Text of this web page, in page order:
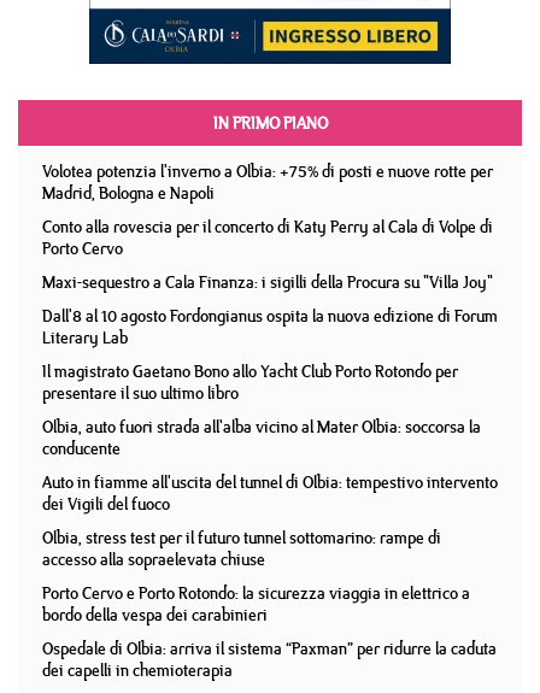
IN PRIMO PIANO
Volotea potenzia l'inverno a Olbia: +75% di posti e nuove rotte per
Madrid, Bologna e Napoli
Conto alla rovescia per il concerto di Katy Perry al Cala di Volpe di
Porto Cervo
Maxi-sequestro a Cala Finanza: i sigilli della Procura su "Villa Joy"
Dall'8 al 10 agosto Fordongianus ospita la nuova edizione di Forum
Literary Lab
Il magistrato Gaetano Bono allo Yacht Club Porto Rotondo per
presentare il suo ultimo libro
Olbia, auto fuori strada all'alba vicino al Mater Olbia: soccorsa la
conducente
Auto in fiamme all'uscita del tunnel di Olbia: tempestivo intervento
dei Vigili del fuoco
Olbia, stress test per il futuro tunnel sottomarino: rampe di
accesso alla sopraelevata chiuse
Porto Cervo e Porto Rotondo: la sicurezza viaggia in elettrico a
bordo della vespa dei carabinieri
Ospedale di Olbia: arriva il sistema “Paxman” per ridurre la caduta
dei capelli in chemioterapia